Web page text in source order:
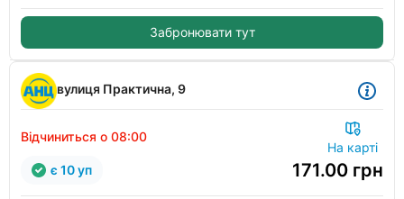
Забронювати тут
вулиця Практична, 9
Відчиниться о 08:00
На карті
171.00 грн
є 10 уп